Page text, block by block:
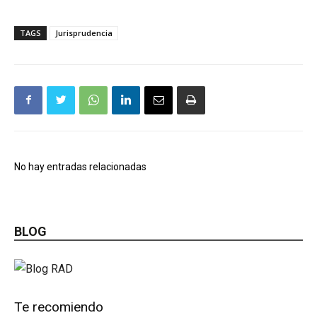
TAGS Jurisprudencia
No hay entradas relacionadas
BLOG
Te recomiendo